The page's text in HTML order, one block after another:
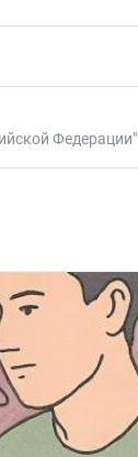
Федерации"